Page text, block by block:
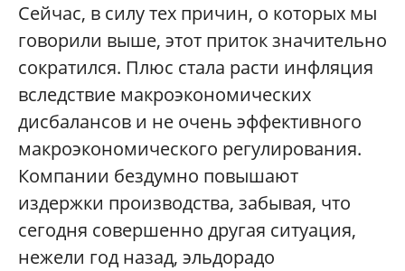
Сейчас, в силу тех причин, о которых мы
говорили выше, этот приток значительно
сократился. Плюс стала расти инфляция
вследствие макроэкономических
дисбалансов и не очень эффективного
макроэкономического регулирования.
Компании бездумно повышают
издержки производства, забывая, что
сегодня совершенно другая ситуация,
нежели год назад, эльдорадо